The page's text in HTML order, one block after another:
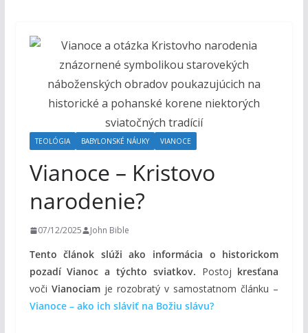
s
B
o
h
o
m
TEOLÓGIA BABYLONSKÉ NÁUKY VIANOCE
Vianoce – Kristovo
narodenie?
07/12/2025 John Bible
Tento článok slúži ako informácia o historickom
pozadí Vianoc a týchto sviatkov. Postoj kresťana
voči Vianociamje rozobratý v samostatnom článku –
Vianoce – ako ich sláviť na Božiu slávu?